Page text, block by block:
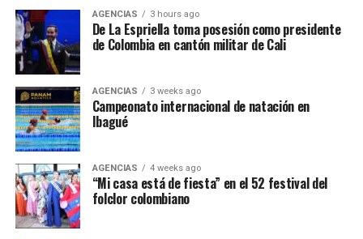
AGENCIAS 3 hours ago
De La Espriella toma posesión como presidente
de Colombia en cantón militar de Cali
AGENCIAS 3 weeks ago
Campeonato internacional de natación en
Ibagué
AGENCIAS 4 weeks ago
“Mi casa está de fiesta” en el 52 festival del
folclor colombiano